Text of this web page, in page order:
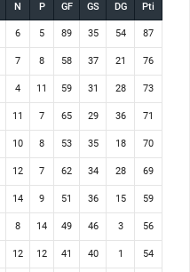
N P GF GS DG Pti
6 5 89 35 54 87
7 8 58 37 21 76
4 11 59 31 28 73
11 7 65 29 36 71
10 8 53 35 18 70
12 7 62 34 28 69
14 9 51 36 15 59
8 14 49 46 3 56
12 12 41 40 1 54